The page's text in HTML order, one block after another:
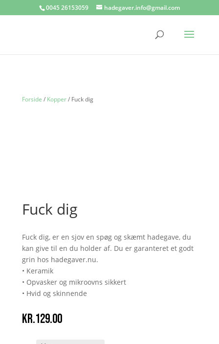
0045 26153059 hadegaver.info@gmail.com
Forside / Kopper/ Fuck dig
Fuck dig
Fuck dig, er en sjov en spøg og skæmt hadegave, du
kan give til en du holder af. Du er garanteret et godt
grin hos hadegaver.nu.
• Keramik
• Opvasker og mikroovns sikkert
• Hvid og skinnende
kr.129.00